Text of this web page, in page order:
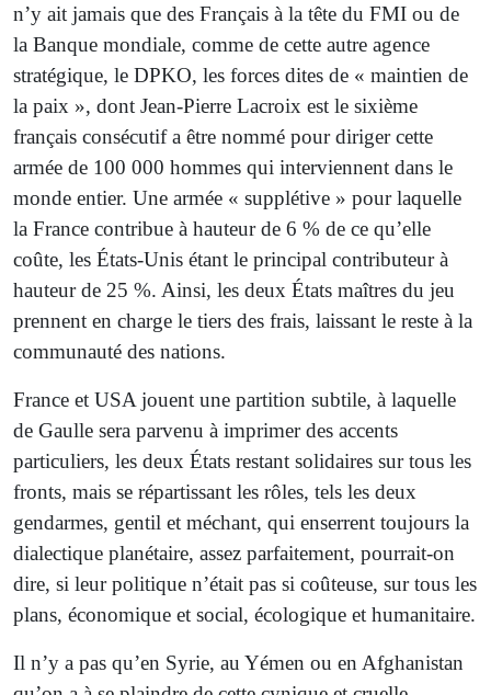
n’y ait jamais que des Français à la tête du FMI ou de
la Banque mondiale, comme de cette autre agence
stratégique, le DPKO, les forces dites de « maintien de
la paix », dont Jean-Pierre Lacroix est le sixième
français consécutif a être nommé pour diriger cette
armée de 100 000 hommes qui interviennent dans le
monde entier. Une armée « supplétive » pour laquelle
la France contribue à hauteur de 6 % de ce qu’elle
coûte, les États-Unis étant le principal contributeur à
hauteur de 25 %. Ainsi, les deux États maîtres du jeu
prennent en charge le tiers des frais, laissant le reste à la
communauté des nations.
France et USA jouent une partition subtile, à laquelle
de Gaulle sera parvenu à imprimer des accents
particuliers, les deux États restant solidaires sur tous les
fronts, mais se répartissant les rôles, tels les deux
gendarmes, gentil et méchant, qui enserrent toujours la
dialectique planétaire, assez parfaitement, pourrait-on
dire, si leur politique n’était pas si coûteuse, sur tous les
plans, économique et social, écologique et humanitaire.
Il n’y a pas qu’en Syrie, au Yémen ou en Afghanistan